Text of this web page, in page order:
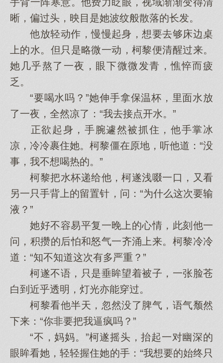
晰，偏过头，映目是她波纹般散落的长发。
他放轻动作，慢慢起身，想要去够床边桌
上的水。但只是略微一动，柯黎便清醒过来。
她几乎熬了一夜，眼下微微发青，憔悴而疲
乏。
“要喝水吗？”她伸手拿保温杯，里面水放
了一夜，全然凉了：“我去接点开水。”
正欲起身，手腕遽然被抓住，他手掌冰
凉，冷冷裹住她。柯黎僵在原地，听他道：“没
事，我不想喝热的。”
柯黎把水杯递给他，柯遂浅啜一口，又看
另一只手背上的留置针，问：“为什么这次要输
液？”
她好不容易平复一晚上的心情，此刻他一
问，积攒的后怕和怒气一齐涌上来。柯黎冷冷
道：“知不知道这次有多严重？”
柯遂不语，只是垂眸望着被子，一张脸苍
白到近乎透明，灯光亦能穿过。
柯黎看他半天，忽然没了脾气，语气颓然
下来：“你非要把我逼疯吗？”
“不，妈妈。”柯遂摇头，抬起一对幽深的
眼眸看她，轻轻握住她的手：“我想要的始终只